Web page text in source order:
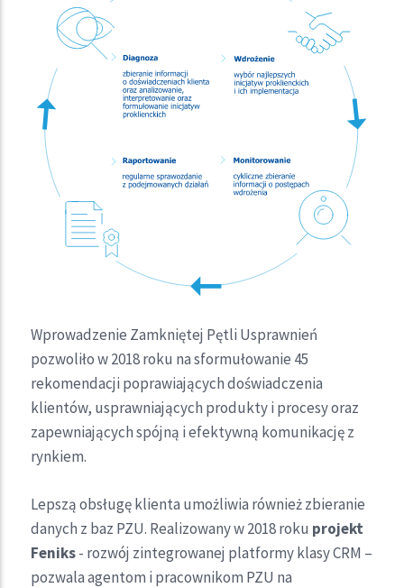
Wprowadzenie Zamkniętej Pętli Usprawnień
pozwoliło w 2018 roku na sformułowanie 45
rekomendacji poprawiających doświadczenia
klientów, usprawniających produkty i procesy oraz
zapewniających spójną i efektywną komunikację z
rynkiem.
Lepszą obsługę klienta umożliwia również zbieranie
danych z baz PZU. Realizowany w 2018 roku projekt
Feniks- rozwój zintegrowanej platformy klasy CRM –
pozwala agentom i pracownikom PZU na